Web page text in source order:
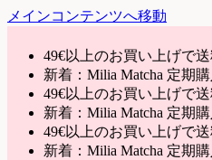
メインコンテンツへ移動
49€以上のお買い上げで
新着：Milia Matcha 定期
49€以上のお買い上げで
新着：Milia Matcha 定期
49€以上のお買い上げで
新着：Milia Matcha 定期